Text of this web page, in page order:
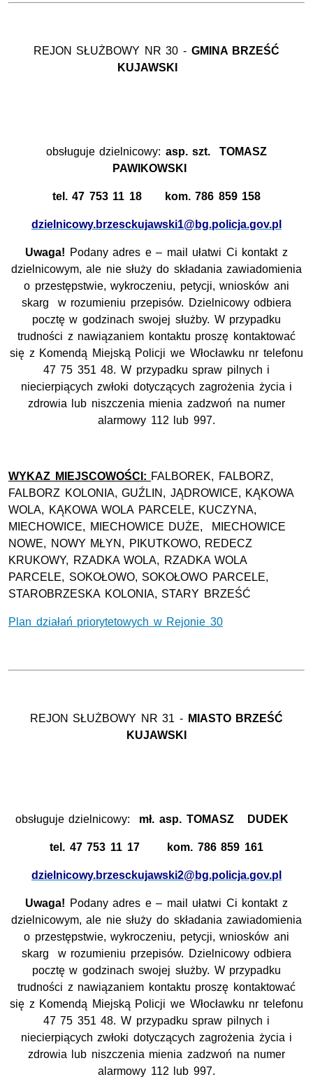
REJON SŁUŻBOWY NR 30 - GMINA BRZEŚĆ
KUJAWSKI
obsługuje dzielnicowy: asp. szt.
TOMASZ
PAWIKOWSKI
tel. 47 753 11 18 kom. 786 859 158
dzielnicowy.brzesckujawski1@bg.policja.gov.pl
Uwaga! Podany adres e – mail ułatwi Ci kontakt z
dzielnicowym, ale nie służy do składania zawiadomienia
o przestępstwie, wykroczeniu, petycji, wniosków ani
skarg w rozumieniu przepisów. Dzielnicowy odbiera
pocztę w godzinach swojej służby. W przypadku
trudności z nawiązaniem kontaktu proszę kontaktować
się z Komendą Miejską Policji we Włocławku nr telefonu
47 75 351 48. W przypadku spraw pilnych i
niecierpiących zwłoki dotyczących zagrożenia życia i
zdrowia lub niszczenia mienia zadzwoń na numer
alarmowy 112 lub 997.
WYKAZ MIEJSCOWOŚCI: FALBOREK, FALBORZ,
FALBORZ KOLONIA, GUŹLIN, JĄDROWICE, KĄKOWA
WOLA, KĄKOWA WOLA PARCELE, KUCZYNA,
MIECHOWICE, MIECHOWICE DUŻE, MIECHOWICE
NOWE, NOWY MŁYN, PIKUTKOWO, REDECZ
KRUKOWY, RZADKA WOLA, RZADKA WOLA
PARCELE, SOKOŁOWO, SOKOŁOWO PARCELE,
STAROBRZESKA KOLONIA, STARY BRZEŚĆ
Plan działań priorytetowych w Rejonie 30
REJON SŁUŻBOWY NR 31 - MIASTO BRZEŚĆ
KUJAWSKI
obsługuje dzielnicowy: mł. asp. TOMASZ DUDEK
tel. 47 753 11 17 kom. 786 859 161
dzielnicowy.brzesckujawski2@bg.policja.gov.pl
Uwaga! Podany adres e – mail ułatwi Ci kontakt z
dzielnicowym, ale nie służy do składania zawiadomienia
o przestępstwie, wykroczeniu, petycji, wniosków ani
skarg w rozumieniu przepisów. Dzielnicowy odbiera
pocztę w godzinach swojej służby. W przypadku
trudności z nawiązaniem kontaktu proszę kontaktować
się z Komendą Miejską Policji we Włocławku nr telefonu
47 75 351 48. W przypadku spraw pilnych i
niecierpiących zwłoki dotyczących zagrożenia życia i
zdrowia lub niszczenia mienia zadzwoń na numer
alarmowy 112 lub 997.